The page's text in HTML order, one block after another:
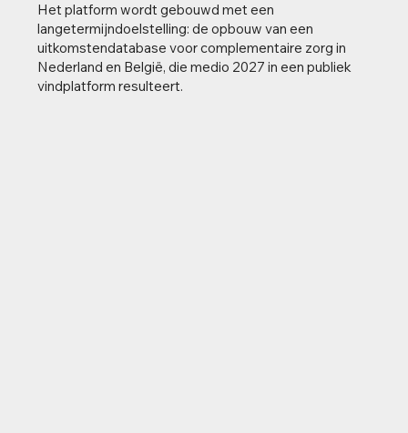
Het platform wordt gebouwd met een
langetermijndoelstelling: de opbouw van een
uitkomstendatabase voor complementaire zorg in
Nederland en België, die medio 2027 in een publiek
vindplatform resulteert.